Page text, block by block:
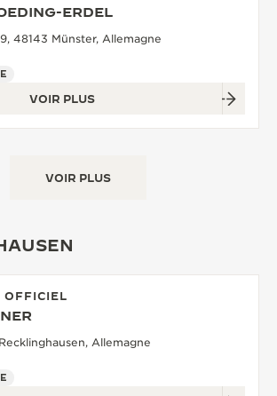
ERDEL
48143 Münster, Allemagne
VOIR PLUS
VOIR PLUS
OFFICIEL
Allemagne